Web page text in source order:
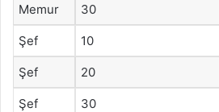
Memur 30
Şef 10
Şef 20
Şef 30